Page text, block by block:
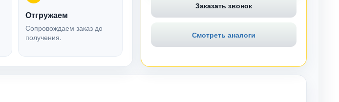
Отгружаем
Сопровождаем заказ до
получения.
Заказать звонок
Смотреть аналоги